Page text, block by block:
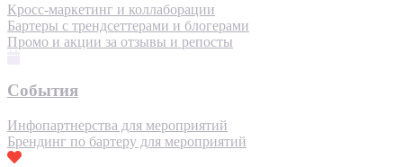
Кросс-маркетинг и коллаборации
Бартеры с трендсеттерами и блогерами
Промо и акции за отзывы и репосты
События
Инфопартнерства для мероприятий
Брендинг по бартеру для мероприятий